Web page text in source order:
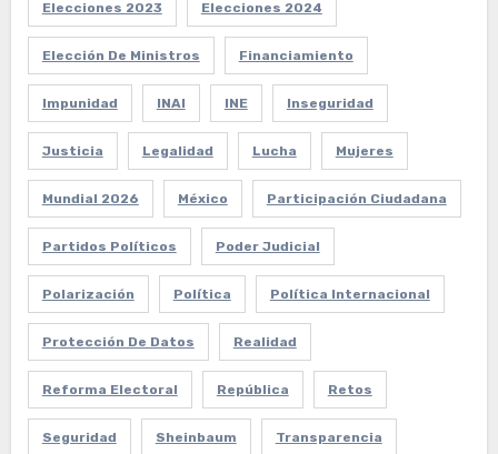
Elecciones 2023 Elecciones 2024
Elección De Ministros Financiamiento
Impunidad INAI INE Inseguridad
Justicia Legalidad Lucha Mujeres
Mundial 2026 México Participación Ciudadana
Partidos Políticos Poder Judicial
Polarización Política Política Internacional
Protección De Datos Realidad
Reforma Electoral República Retos
Seguridad Sheinbaum Transparencia